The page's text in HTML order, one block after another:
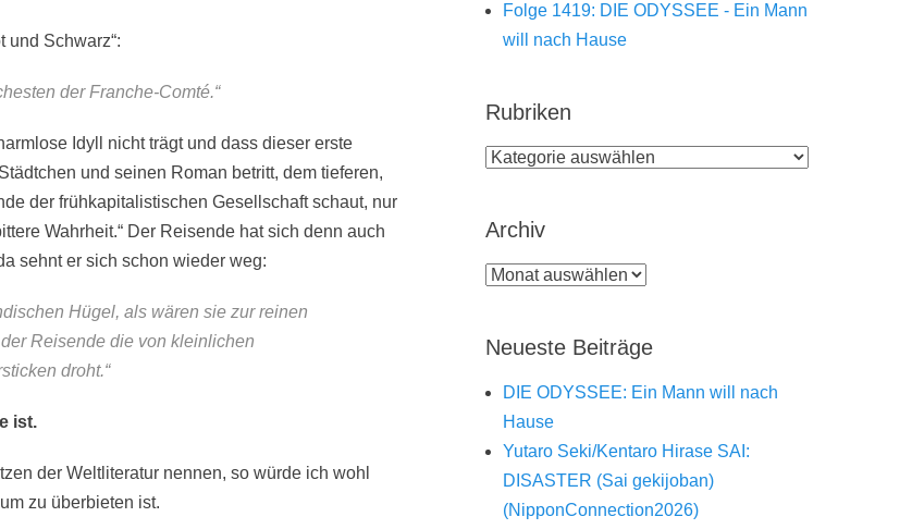
und Schwarz“:
der Franche-Comté.“
Idyll nicht trägt und dass dieser erste
und seinen Roman betritt, dem tieferen,
der frühkapitalistischen Gesellschaft schaut, nur
Wahrheit.“ Der Reisende hat sich denn auch
sehnt er sich schon wieder weg:
Hügel, als wären sie zur reinen
Reisende die von kleinlichen
droht.“
ist.
der Weltliteratur nennen, so würde ich wohl
zu überbieten ist.
Folge 1419: DIE ODYSSEE - Ein Mann
will nach Hause
Rubriken
Rubriken
Archiv
Archiv
Neueste Beiträge
DIE ODYSSEE: Ein Mann will nach
Hause
Yutaro Seki/Kentaro Hirase SAI:
DISASTER (Sai gekijoban)
(NipponConnection2026)